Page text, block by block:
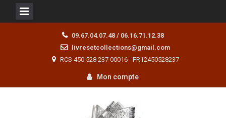
09.67.04.07.48 / 06.16.71.12.38
livresetcollections@gmail.com
RCS 450 528 237 00016 - FR12450528237
Mon compte